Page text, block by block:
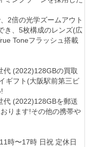
2倍の光学ズームアウト
き、5枚構成のレンズ(広
Toneフラッシュ搭載
代 (2022)128GBの買取
ギフト(大阪駅前第三ビ
代 (2022)128GBを郵送
ります!その他の携帯や
時〜17時 日祝 定休日